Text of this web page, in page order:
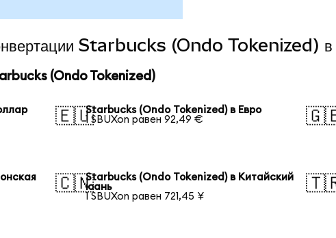
Starbucks (Ondo Tokenized) в
(Ondo Tokenized)
🇪🇺Starbucks (Ondo Tokenized) в Евро
1 SBUXon равен 92,49 €
🇨🇳Starbucks (Ondo Tokenized) в Китайский
юань
1 SBUXon равен 721,45 ¥